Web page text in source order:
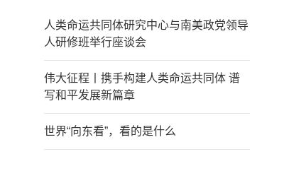
人类命运共同体研究中心与南美政党领导
人研修班举行座谈会
伟大征程丨携手构建人类命运共同体 谱
写和平发展新篇章
世界“向东看”，看的是什么